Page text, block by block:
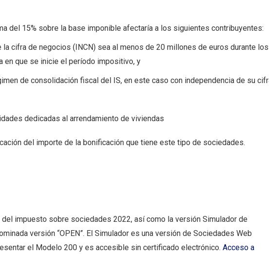
del 15% sobre la base imponible afectaría a los siguientes contribuyentes:
cifra de negocios (INCN) sea al menos de 20 millones de euros durante los
en que se inicie el período impositivo, y
de consolidación fiscal del IS, en este caso con independencia de su
dedicadas al arrendamiento de viviendas
del importe de la bonificación que tiene este tipo de sociedades.
impuesto sobre sociedades 2022, así como la versión Simulador de
versión “OPEN”. El Simulador es una versión de Sociedades Web
el Modelo 200 y es accesible sin certificado electrónico. Acceso a